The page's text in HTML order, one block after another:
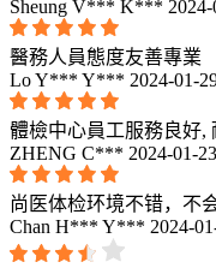
Sheung V*** K*** 2024-
醫務人員態度友善專業
Lo Y*** Y*** 2024-01-
體檢中心員工服務良好,
ZHENG C*** 2024-01-23
尚医体检环境不错，不
Chan H*** Y*** 2024-